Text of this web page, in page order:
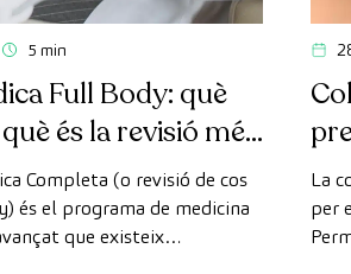
5 min
Full Body: què
és la revisió més
Completa (o revisió de cos
és el programa de medicina
que existeix
La
per